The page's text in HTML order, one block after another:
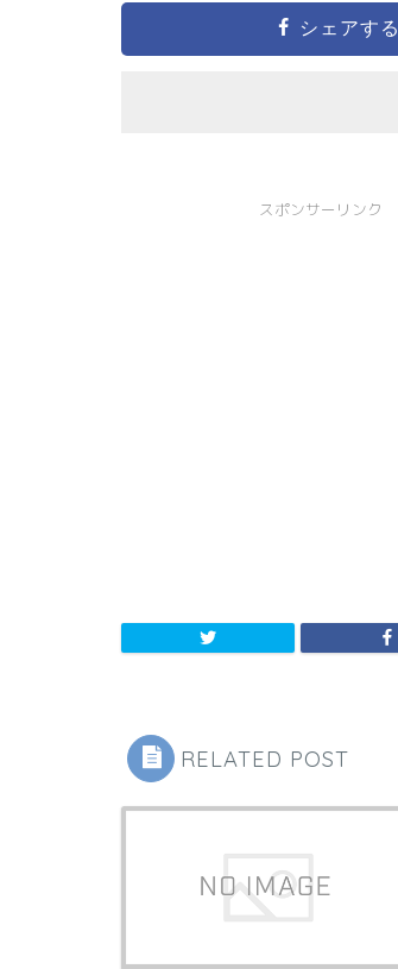
シェアする
スポンサーリンク
RELATED POST